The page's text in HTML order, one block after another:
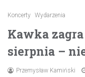
Koncerty Wydarzenia
Kawka
sierpnia –
Przemysław Kamiński